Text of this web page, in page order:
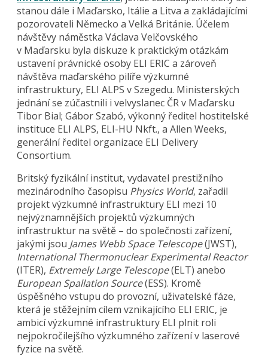
stanou dále i Maďarsko, Itálie a Litva a zakládajícími
pozorovateli Německo a Velká Británie. Účelem
návštěvy náměstka Václava Velčovského
v Maďarsku byla diskuze k praktickým otázkám
ustavení právnické osoby ELI ERIC a zároveň
návštěva maďarského pilíře výzkumné
infrastruktury, ELI ALPS v Szegedu. Ministerských
jednání se zúčastnili i velvyslanec ČR v Maďarsku
Tibor Bial; Gábor Szabó, výkonný ředitel hostitelské
instituce ELI ALPS, ELI-HU Nkft., a Allen Weeks,
generální ředitel organizace ELI Delivery
Consortium.
Britský fyzikální institut, vydavatel prestižního
mezinárodního časopisu Physics World, zařadil
projekt výzkumné infrastruktury ELI mezi 10
nejvýznamnějších projektů výzkumných
infrastruktur na světě – do společnosti zařízení,
jakými jsou James Webb Space Telescope(JWST),
International Thermonuclear Experimental Reactor
(ITER), Extremely Large Telescope(ELT) anebo
European Spallation Source(ESS). Kromě
úspěšného vstupu do provozní, uživatelské fáze,
která je stěžejním cílem vznikajícího ELI ERIC, je
ambicí výzkumné infrastruktury ELI plnit roli
nejpokročilejšího výzkumného zařízení v laserové
fyzice na světě.